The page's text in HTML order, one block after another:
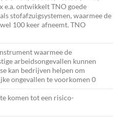
e.a. ontwikkelt TNO goede
stofafzuigsystemen, waarmee de
100 keer afneemt. TNO
waarmee de
arbeidsongevallen kunnen
kan bedrijven helpen om
ongevallen te voorkomen 0
komen tot een risico-